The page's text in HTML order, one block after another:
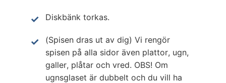
Diskbänk torkas.
(Spisen dras ut av dig) Vi rengör
spisen på alla sidor även plattor, ugn,
galler, plåtar och vred. OBS! Om
ugnsglaset är dubbelt och du vill ha